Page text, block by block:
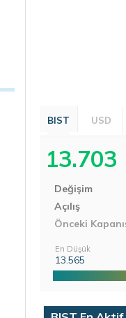
BIST USD
13.703
Değişim
Açılış
Önceki
En Düşük
13.565